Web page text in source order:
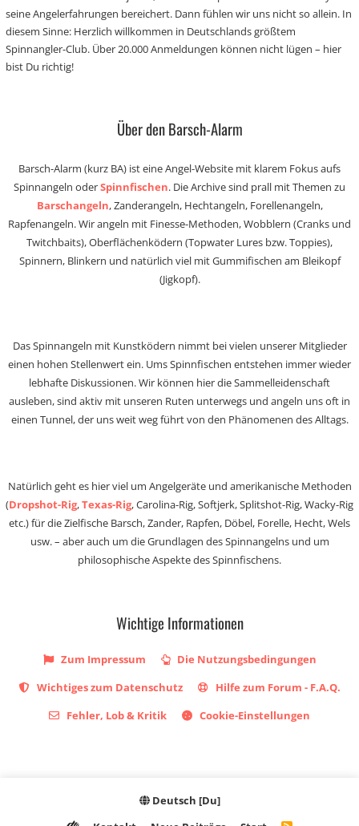
seine Angelerfahrungen bereichert. Dann fühlen wir uns nicht so allein. In
diesem Sinne: Herzlich willkommen in Deutschlands größtem
Spinnangler-Club. Über 20.000 Anmeldungen können nicht lügen – hier
bist Du richtig!
Über den Barsch-Alarm
Barsch-Alarm (kurz BA) ist eine Angel-Website mit klarem Fokus aufs
Spinnangeln oderSpinnfischen. Die Archive sind prall mit Themen zu
Barschangeln, Zanderangeln, Hechtangeln, Forellenangeln,
Rapfenangeln. Wir angeln mit Finesse-Methoden, Wobblern (Cranks und
Twitchbaits), Oberflächenködern (Topwater Lures bzw. Toppies),
Spinnern, Blinkern und natürlich viel mit Gummifischen am Bleikopf
(Jigkopf).
Das Spinnangeln mit Kunstködern nimmt bei vielen unserer Mitglieder
einen hohen Stellenwert ein. Ums Spinnfischen entstehen immer wieder
lebhafte Diskussionen. Wir können hier die Sammelleidenschaft
ausleben, sind aktiv mit unseren Ruten unterwegs und angeln uns oft in
einen Tunnel, der uns weit weg führt von den Phänomenen des Alltags.
Natürlich geht es hier viel um Angelgeräte und amerikanische Methoden
(Dropshot-Rig,Texas-Rig, Carolina-Rig, Softjerk, Splitshot-Rig, Wacky-Rig
etc.) für die Zielfische Barsch, Zander, Rapfen, Döbel, Forelle, Hecht, Wels
usw. – aber auch um die Grundlagen des Spinnangelns und um
philosophische Aspekte des Spinnfischens.
Wichtige Informationen
Zum Impressum
Die Nutzungsbedingungen
Wichtiges zum Datenschutz
Hilfe zum Forum - F.A.Q.
Fehler, Lob & Kritik
Cookie-Einstellungen
Deutsch [Du]